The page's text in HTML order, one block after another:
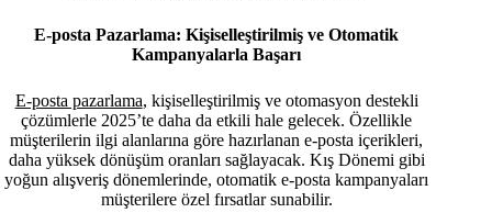
E-posta Pazarlama: Kişiselleştirilmiş ve Otomatik
Kampanyalarla Başarı
E-posta pazarlama, kişiselleştirilmiş ve otomasyon destekli
çözümlerle 2025’te daha da etkili hale gelecek. Özellikle
müşterilerin ilgi alanlarına göre hazırlanan e-posta içerikleri,
daha yüksek dönüşüm oranları sağlayacak. Kış Dönemi gibi
yoğun alışveriş dönemlerinde, otomatik e-posta kampanyaları
müşterilere özel fırsatlar sunabilir.